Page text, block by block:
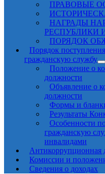
ПРАВОВЫЕ
НАГРАДЫ
РЕСПУБЛИКИ
ПОРЯДОК
Порядок
гражданскую службу
Положение о
должности
Объявление о
должности
Формы и
Результаты
Особенности
гражданскую
инвалидами
Антикоррупционная
Комиссии и
Сведения о доходах